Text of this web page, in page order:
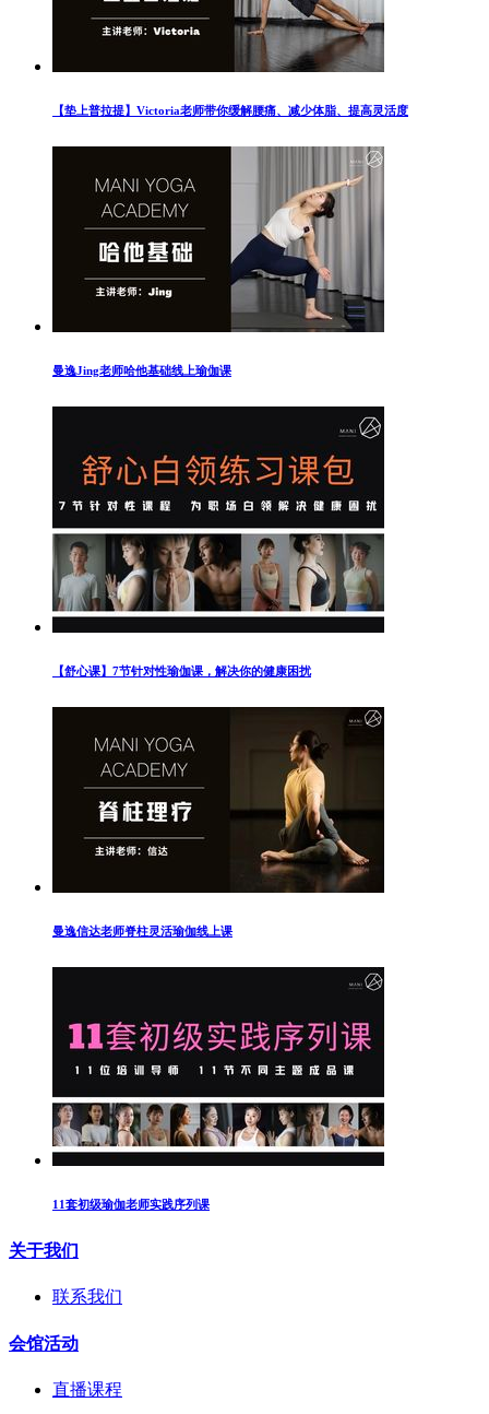
【垫上普拉提】Victoria老师带你缓解腰痛、减少体脂、提高灵活度
曼逸Jing老师哈他基础线上瑜伽课
【舒心课】7节针对性瑜伽课，解决你的健康困扰
曼逸信达老师脊柱灵活瑜伽线上课
11套初级瑜伽老师实践序列课
关于我们
联系我们
会馆活动
直播课程